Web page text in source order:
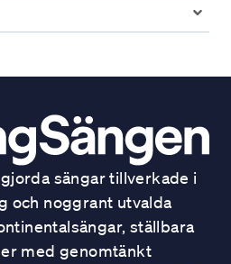
sängar tillverkade i
och noggrant utvalda
ställbara
med genomtänkt